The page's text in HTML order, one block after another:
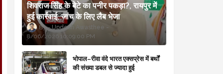
शिवराज सिंह के बेटे का पनीर पकड़ा?, रायपुर में
हुई कार्रवाई, जांच के लिए लैब भेजा
Updesh Awasthee
8/06/2026 10:09:00 PM
भोपाल–रीवा वंदे भारत एक्सप्रेस में बर्थों
की संख्या डबल से ज्यादा हुई